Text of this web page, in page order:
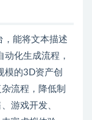
，能将文本描述
化生成流程，
模的3D资产创
流程，降低制
游戏开发、